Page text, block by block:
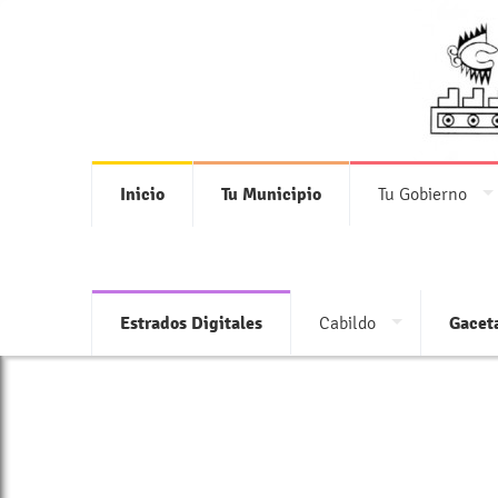
Inicio Tu Municipio Tu Gobierno
Estrados Digitales Cabildo